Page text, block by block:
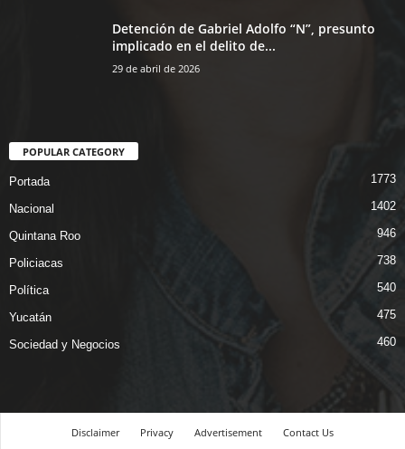
Detención de Gabriel Adolfo “N”, presunto
implicado en el delito de...
29 de abril de 2026
POPULAR CATEGORY
Portada 1773
Nacional 1402
Quintana Roo 946
Policiacas 738
Política 540
Yucatán 475
Sociedad y Negocios 460
Disclaimer Privacy Advertisement Contact Us